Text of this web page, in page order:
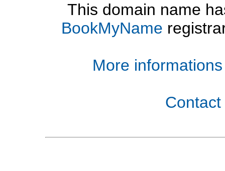
This domain name
BookMyName
More